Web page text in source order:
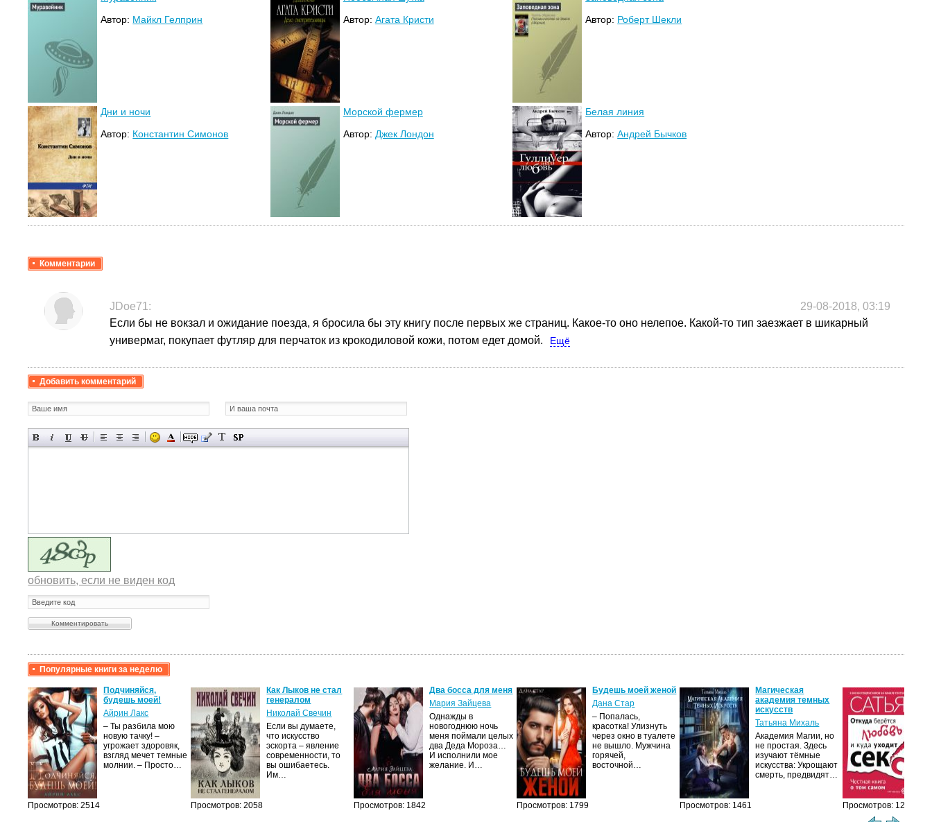
Автор: Майкл Гелприн
Автор: Агата Кристи
Автор: Роберт Шекли
Дни и ночи
Автор: Константин Симонов
Морской фермер
Автор: Джек Лондон
Белая линия
Автор:Андрей Бычков
Комментарии
JDoe71:
29-08-2018, 03:19
Если бы не вокзал и ожидание поезда, я бросила бы эту книгу после первых же страниц. Какое-то оно нелепое. Какой-то тип заезжает в шикарный
универмаг, покупает футляр для перчаток из крокодиловой кожи, потом едет домой.
Ещё
Добавить комментарий
обновить, если не виден код
Популярные книги за неделю
Просмотров: 2514
Подчиняйся,
будешь моей!
Айрин Лакс
– Ты разбила мою
новую тачку! –
угрожает здоровяк,
взгляд мечет темные
молнии. – Просто…
Просмотров: 2058
Как Лыков не стал
генералом
Николай Свечин
Если вы думаете,
что искусство
эскорта – явление
современности, то
вы ошибаетесь.
Им…
Просмотров: 1842
Два босса для меня
Мария Зайцева
Однажды в
новогоднюю ночь
меня поймали целых
два Деда Мороза…
И исполнили мое
желание. И…
Просмотров: 1799
Будешь моей женой
Дана Стар
– Попалась,
красотка! Улизнуть
через окно в туалете
не вышло. Мужчина
горячей,
восточной…
Просмотров: 1461
Магическая
академия темных
искусств
Татьяна Михаль
Академия Магии, но
не простая. Здесь
изучают тёмные
искусства: Укрощают
смерть, предвидят…
Просмотров: 1215